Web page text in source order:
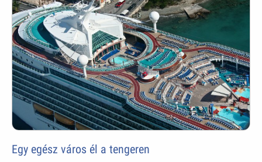
Egy egész város él a tengeren